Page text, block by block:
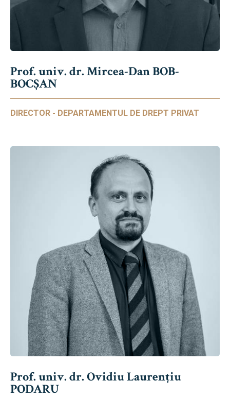
Prof. univ. dr. Mircea-Dan BOB-
BOCȘAN
DIRECTOR - DEPARTAMENTUL DE DREPT PRIVAT
Prof. univ. dr. Ovidiu Laurențiu
PODARU